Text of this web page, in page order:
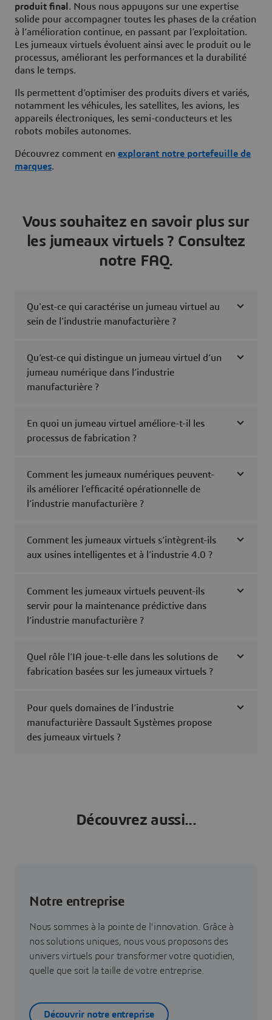
produit final . Nous nous appuyons sur une expertise
solide pour accompagner toutes les phases de la création
à l’amélioration continue, en passant par l’exploitation.
Les jumeaux virtuels évoluent ainsi avec le produit ou le
processus, améliorant les performances et la durabilité
dans le temps.
Ils permettent d’optimiser des produits divers et variés,
notamment les véhicules, les satellites, les avions, les
appareils électroniques, les semi-conducteurs et les
robots mobiles autonomes.
Découvrez comment en explorant notre portefeuille de
marques.
Vous souhaitez en savoir plus sur
les jumeaux virtuels ? Consultez
notre FAQ.
Qu'est-ce qui caractérise un jumeau virtuel au
sein de l'industrie manufacturière ?
Qu’est-ce qui distingue un jumeau virtuel d’un
jumeau numérique dans l’industrie
manufacturière ?
En quoi un jumeau virtuel améliore-t-il les
processus de fabrication ?
Comment les jumeaux numériques peuvent-
ils améliorer l’efficacité opérationnelle de
l’industrie manufacturière ?
Comment les jumeaux virtuels s’intègrent-ils
aux usines intelligentes et à l’industrie 4.0 ?
Comment les jumeaux virtuels peuvent-ils
servir pour la maintenance prédictive dans
l’industrie manufacturière ?
Quel rôle l’IA joue-t-elle dans les solutions de
fabrication basées sur les jumeaux virtuels ?
Pour quels domaines de l’industrie
manufacturière Dassault Systèmes propose
des jumeaux virtuels ?
Découvrez aussi...
Notre entreprise
Nous sommes à la pointe de l'innovation. Grâce à
nos solutions uniques, nous vous proposons des
univers virtuels pour transformer votre quotidien,
quelle que soit la taille de votre entreprise.
Découvrir notre entreprise